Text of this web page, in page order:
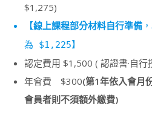
講
紹
INSTRUCTOR
INTRODUCTION
$1,275)
【線上課程部分材料自行準備
為 $1,225】
認定費用 $1,500 ( 認證書·自行
年會費 $300(第1年依入會月
會員者則不須額外繳費)